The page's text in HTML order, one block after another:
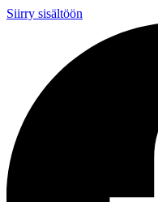
Siirry sisältöön